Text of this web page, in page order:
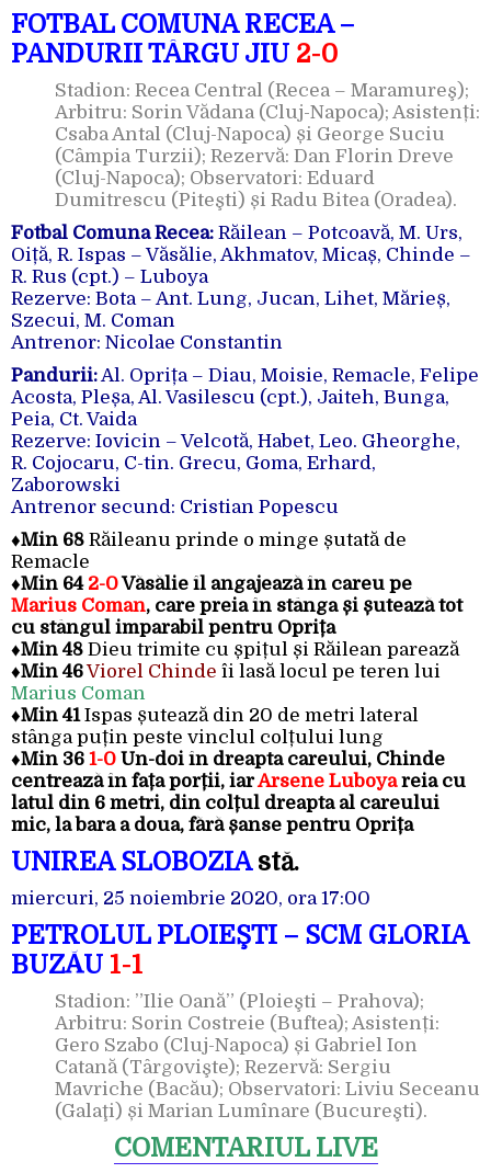
FOTBAL COMUNA RECEA –
PANDURII TÂRGU JIU 2-0
Stadion: Recea Central (Recea – Maramureş);
Arbitru: Sorin Vădana (Cluj-Napoca); Asistenți:
Csaba Antal (Cluj-Napoca) și George Suciu
(Câmpia Turzii); Rezervă: Dan Florin Dreve
(Cluj-Napoca); Observatori: Eduard
Dumitrescu (Piteşti) și Radu Bitea (Oradea).
Fotbal Comuna Recea: Răilean – Potcoavă, M. Urs,
Oiță, R. Ispas – Văsălie, Akhmatov, Micaș, Chinde –
R. Rus (cpt.) – Luboya
Rezerve: Bota – Ant. Lung, Jucan, Lihet, Mărieș,
Szecui, M. Coman
Antrenor: Nicolae Constantin
Pandurii:Al. Oprița – Diau, Moisie, Remacle, Felipe
Acosta, Pleșa, Al. Vasilescu (cpt.), Jaiteh, Bunga,
Peia, Ct. Vaida
Rezerve: Iovicin – Velcotă, Habet, Leo. Gheorghe,
R. Cojocaru, C-tin. Grecu, Goma, Erhard,
Zaborowski
Antrenor secund: Cristian Popescu
♦Min 68 Răileanu prinde o minge șutată de
Remacle
♦Min 64 2-0Văsălie îl angajează în careu pe
Marius Coman, care preia în stânga și șutează tot
cu stângul imparabil pentru Oprița
♦Min 48 Dieu trimite cu șpițul și Răilean parează
♦Min 46Viorel Chinde îi lasă locul pe teren lui
Marius Coman
♦Min 41Ispas șutează din 20 de metri lateral
stânga puțin peste vinclul colțului lung
♦Min 36 1-0 Un-doi în dreapta careului, Chinde
centrează în fața porții, iarArsene Luboyareia cu
latul din 6 metri, din colțul dreapta al careului
mic, la bara a doua, fără șanse pentru Oprița
UNIREA SLOBOZIAstă.
miercuri, 25 noiembrie 2020, ora 17:00
PETROLUL PLOIEŞTI – SCM GLORIA
BUZĂU 1-1
Stadion: ”Ilie Oană” (Ploieşti – Prahova);
Arbitru: Sorin Costreie (Buftea); Asistenți:
Gero Szabo (Cluj-Napoca) și Gabriel Ion
Catană (Târgovişte); Rezervă: Sergiu
Mavriche (Bacău); Observatori: Liviu Seceanu
(Galaţi) și Marian Lumînare (Bucureşti).
COMENTARIUL LIVE